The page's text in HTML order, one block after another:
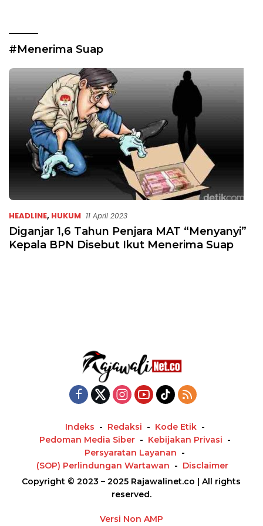
#Menerima Suap
HEADLINE, HUKUM 11 April 2023
Diganjar 1,6 Tahun Penjara MAT “Menyanyi”
Kepala BPN Disebut Ikut Menerima Suap
Indeks Redaksi
Kode Etik
Pedoman Media Siber
Kebijakan Privasi
Persyaratan Layanan
(SOP) Perlindungan Wartawan
Disclaimer
Copyright © 2023 – 2025 Rajawalinet.co | All rights
reserved.
Versi Non AMP